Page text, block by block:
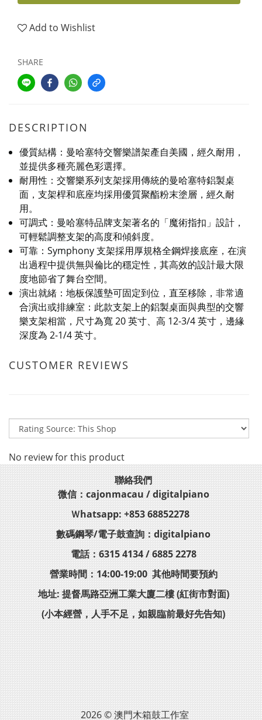
Add to Wishlist
SHARE
DESCRIPTION
優質結構：曼哈塞特交響樂譜架產自美國，經久耐用，
並提供多種亮麗色彩選擇。
耐用性：交響樂系列支架採用傳統的曼哈塞特鋁製桌
面，支架桿和底座均採用優質聚酯粉末塗層，經久耐
用。
可調式：曼哈塞特品牌支架著名的「魔術指扣」設計，
可輕鬆調整支架的高度和傾斜度。
可靠：Symphony 支架採用厚規格全鋼焊接底座，在演
出過程中提供無與倫比的穩定性，其高效的設計最大限
度地節省了舞台空間。
演出就緒：地板保護墊可固定到位，直至移除，非常適
合演出或排練室：此款支架上的鋁製桌面與典型的交響
樂支架相當，尺寸為寬 20 英寸、高 12-3/4 英寸，邊緣
深度為 2-1/4 英寸。
CUSTOMER REVIEWS
No review for this product
聯絡我們
微信：cajonmacau / digitalpiano
Ｗhatsapp: +853 68852278
數碼鋼琴/電子鼓查詢：digitalpiano
電話：6315 4134 / 6885 2278
營業時間：14:00-19:00 其他時間要預約
地址: 提督馬路亞洲工業大廈二樓 (紅街市對面)
(小本經營，人手不足，如親臨前最好先告知)
2026 © 澳門木箱鼓工作室